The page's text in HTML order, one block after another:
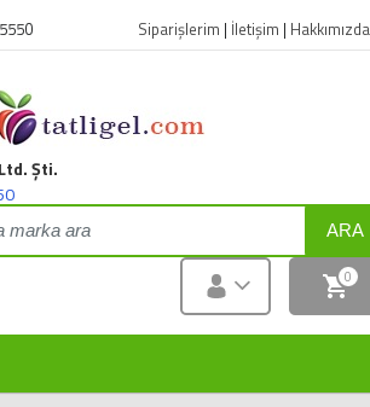
Siparişlerim | İletişim | Hakkımızda
Şti.
ARA
0